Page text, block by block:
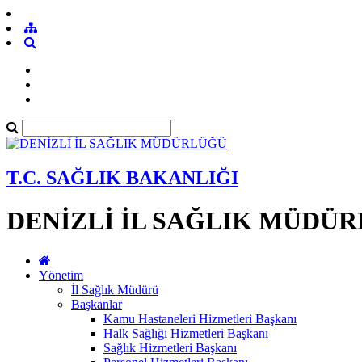
T.C. SAĞLIK BAKANLIĞI
DENİZLİ İL SAĞLIK
Yönetim
İl Sağlık Müdürü
Başkanlar
Kamu Hastaneleri Hizmetleri Başkanı
Halk Sağlığı Hizmetleri Başkanı
Sağlık Hizmetleri Başkanı